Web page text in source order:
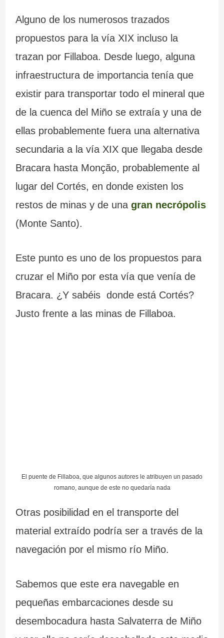
Alguno de los numerosos trazados
propuestos para la vía XIX incluso la
trazan por Fillaboa. Desde luego, alguna
infraestructura de importancia tenía que
existir para transportar todo el mineral que
de la cuenca del Miño se extraía y una de
ellas probablemente fuera una alternativa
secundaria a la vía XIX que llegaba desde
Bracara hasta Monção, probablemente al
lugar del Cortés, en donde existen los
restos de minas y de una gran necrópolis
(Monte Santo).
Este punto es uno de los propuestos para
cruzar el Miño por esta vía que venía de
Bracara. ¿Y sabéis donde está Cortés?
Justo frente a las minas de Fillaboa.
El puente de Fillaboa, que algunos autores le atribuyen un pasado
romano, aunque de este no quedaría nada
Otras posibilidad en el transporte del
material extraído podría ser a través de la
navegación por el mismo río Miño.
Sabemos que este era navegable en
pequeñas embarcaciones desde su
desembocadura hasta Salvaterra de Miño